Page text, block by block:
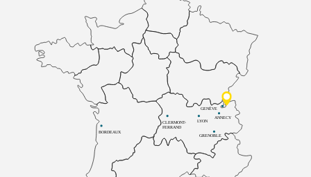
BORDEAUX
CLERMONT-
FERRAND
LYON
ANNECY
GRENOBLE
GENÈVE